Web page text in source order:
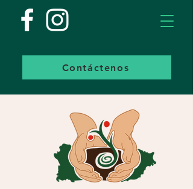
Contáctenos